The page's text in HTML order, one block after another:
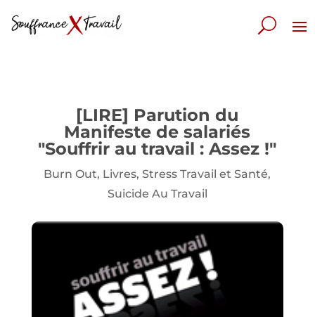
[LIRE] Parution du
Manifeste de salariés
"Souffrir au travail : Assez !"
Burn Out, Livres,Stress Travail et Santé,
Suicide Au Travail